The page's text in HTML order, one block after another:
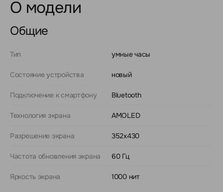
О модели
Общие
Тип умные часы
Состояние устройства новый
Подключение к смартфону Bluetooth
Технология экрана AMOLED
Разрешение экрана 352х430
Частота обновления экрана 60 Гц
Яркость экрана 1000 нит